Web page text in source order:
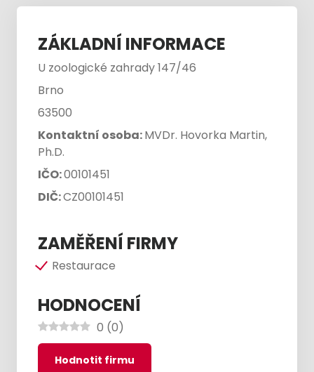
ZÁKLADNÍ INFORMACE
U zoologické zahrady 147/46
Brno
63500
Kontaktní osoba:MVDr. Hovorka Martin,
Ph.D.
IČO:00101451
DIČ:CZ00101451
ZAMĚŘENÍ FIRMY
Restaurace
HODNOCENÍ
0 (0)
Hodnotit firmu